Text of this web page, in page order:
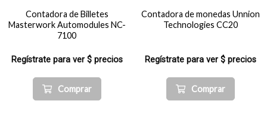
Contadora de Billetes
Masterwork Automodules NC-
7100
Regístrate para ver $ precios
Comprar
Contadora de monedas Unnion
Technologies CC20
Regístrate para ver $ precios
Comprar